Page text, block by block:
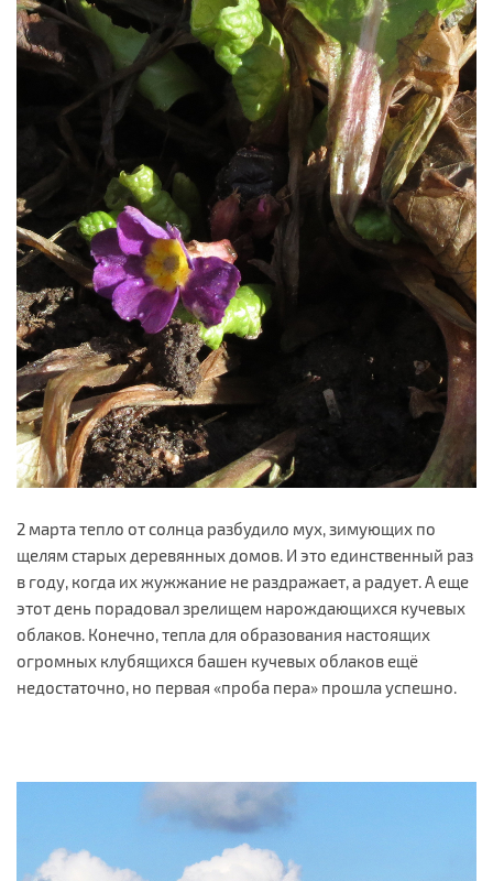
2 марта тепло от солнца разбудило мух, зимующих по
щелям старых деревянных домов. И это единственный раз
в году, когда их жужжание не раздражает, а радует. А еще
этот день порадовал зрелищем нарождающихся кучевых
облаков. Конечно, тепла для образования настоящих
огромных клубящихся башен кучевых облаков ещё
недостаточно, но первая «проба пера» прошла успешно.